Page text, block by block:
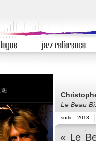
Le Beau
sortie : 2013
« Le